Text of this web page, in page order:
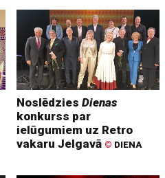
NoslēdziesDienas
konkurss par
ielūgumiem uz Retro
vakaru Jelgavā © DIENA